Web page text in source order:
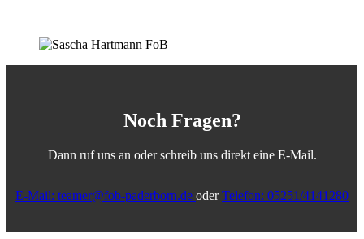
Noch Fragen?
Dann ruf uns an oder schreib uns direkt eine E-Mail.
E-Mail: teamer@fob-paderborn.de oder Telefon: 05251/4141280